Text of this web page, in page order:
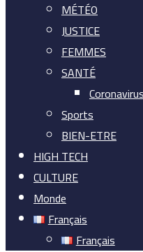
MÉTÉO
JUSTICE
FEMMES
SANTÉ
Sports
BIEN-ETRE
HIGH TECH
CULTURE
Monde
Français
Français